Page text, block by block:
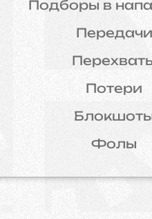
Подборы в
Передачи
Потери
Фолы